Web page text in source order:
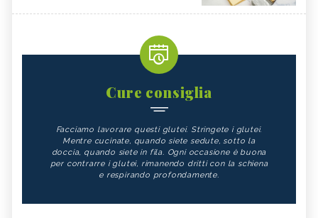
Cure consiglia
Facciamo lavorare questi glutei. Stringete i glutei.
Mentre cucinate, quando siete sedute, sotto la
doccia, quando siete in fila. Ogni occasione è buona
per contrarre i glutei, rimanendo dritti con la schiena
e respirando profondamente.